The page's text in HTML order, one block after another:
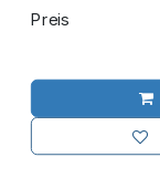
Preis